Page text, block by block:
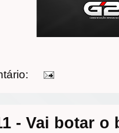
- Vai botar